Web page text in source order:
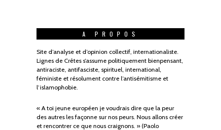
A PROPOS
Site d’analyse et d’opinion collectif, internationaliste.
Lignes de Crêtes s’assume politiquement bienpensant,
antiraciste, antifasciste, spirituel, international,
féministe et résolument contre l’antisémitisme et
l’islamophobie.
« A toi jeune européen je voudrais dire que la peur
des autres les façonne sur nos peurs. Nous allons créer
et rencontrer ce que nous craignons. » (Paolo